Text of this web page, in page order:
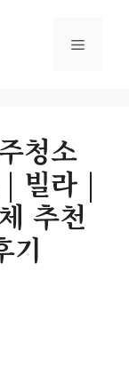
메
청소
빌라 |
추천
기